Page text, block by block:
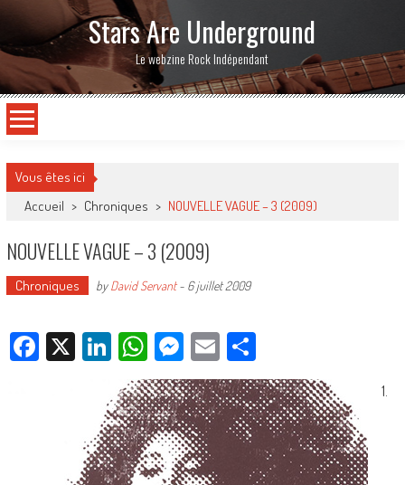
Stars Are Underground
Le webzine Rock Indépendant
Vous êtes ici
Accueil > Chroniques > NOUVELLE VAGUE – 3 (2009)
NOUVELLE VAGUE – 3 (2009)
Chroniques byDavid Servant- 6 juillet 2009
Facebook
X LinkedIn
WhatsApp
Messenger
EmailPartager
1.